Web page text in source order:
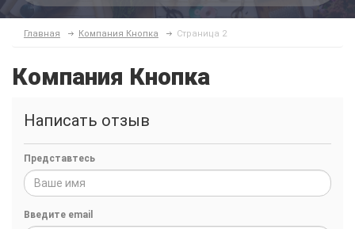
Главная Компания Кнопка Страница 2
Компания Кнопка
Написать отзыв
Представтесь
Введите email